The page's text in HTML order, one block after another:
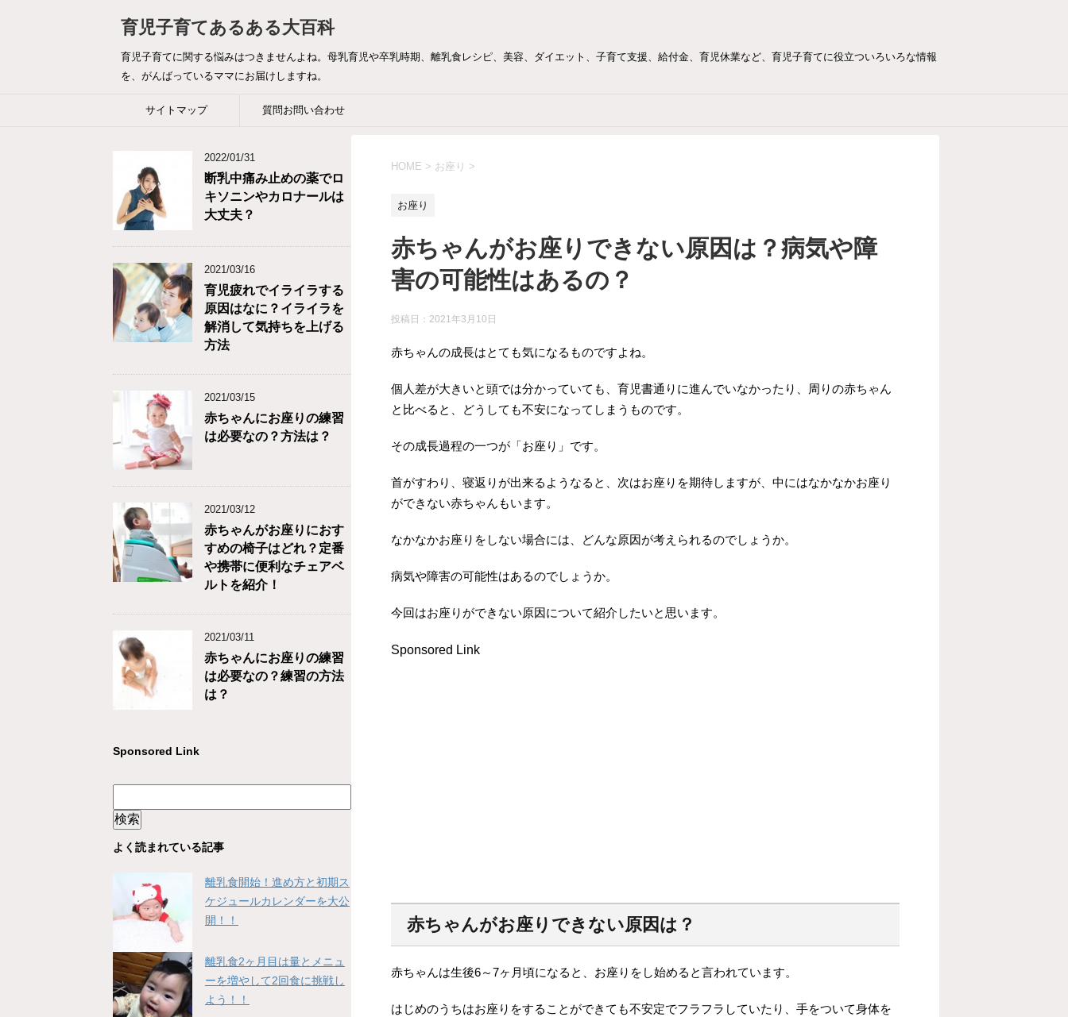
育児子育てあるある大百科
育児子育てに関する悩みはつきませんよね。母乳育児や卒乳時期、離乳食レシピ、美容、ダイエット、子育て支援、給付金、育児休業など、育児子育てに役立ついろいろな情報
を、がんばっているママにお届けしますね。
サイトマップ 質問お問い合わせ
HOME > お座り >
お座り
赤ちゃんがお座りできない原因は？病気や障
害の可能性はあるの？
投稿日： 2021年3月10日
赤ちゃんの成長はとても気になるものですよね。
個人差が大きいと頭では分かっていても、育児書通りに進んでいなかったり、周りの赤ちゃん
と比べると、どうしても不安になってしまうものです。
その成長過程の一つが「お座り」です。
首がすわり、寝返りが出来るようなると、次はお座りを期待しますが、中にはなかなかお座り
ができない赤ちゃんもいます。
なかなかお座りをしない場合には、どんな原因が考えられるのでしょうか。
病気や障害の可能性はあるのでしょうか。
今回はお座りができない原因について紹介したいと思います。
Sponsored Link
赤ちゃんがお座りできない原因は？
赤ちゃんは生後6～7ヶ月頃になると、お座りをし始めると言われています。
はじめのうちはお座りをすることができても不安定でフラフラしていたり、手をついて身体を
2022/01/31
断乳中痛み止めの薬でロ
キソニンやカロナールは
大丈夫？
2021/03/16
育児疲れでイライラする
原因はなに？イライラを
解消して気持ちを上げる
方法
2021/03/15
赤ちゃんにお座りの練習
は必要なの？方法は？
2021/03/12
赤ちゃんがお座りにおす
すめの椅子はどれ？定番
や携帯に便利なチェアベ
ルトを紹介！
2021/03/11
赤ちゃんにお座りの練習
は必要なの？練習の方法
は？
Sponsored Link
よく読まれている記事
離乳食開始！進め方と初期ス
ケジュールカレンダーを大公
開！！
離乳食2ヶ月目は量とメニュ
ーを増やして2回食に挑戦し
よう！！